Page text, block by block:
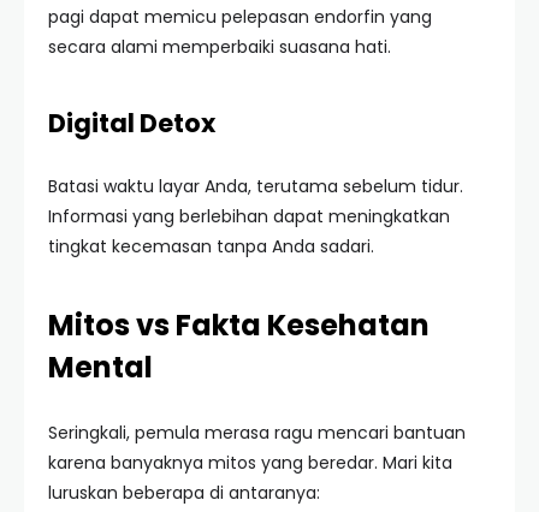
pagi dapat memicu pelepasan endorfin yang
secara alami memperbaiki suasana hati.
Digital Detox
Batasi waktu layar Anda, terutama sebelum tidur.
Informasi yang berlebihan dapat meningkatkan
tingkat kecemasan tanpa Anda sadari.
Mitos vs Fakta Kesehatan
Mental
Seringkali, pemula merasa ragu mencari bantuan
karena banyaknya mitos yang beredar. Mari kita
luruskan beberapa di antaranya: